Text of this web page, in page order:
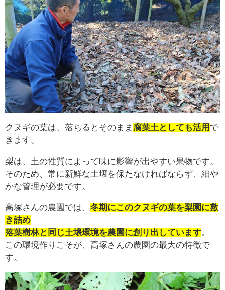
クヌギの葉は、落ちるとそのまま 腐葉土としても活用 で
きます。
梨は、土の性質によって味に影響が出やすい果物です。
そのため、常に新鮮な土壌を保たなければならず、細や
かな管理が必要です。
高塚さんの農園では、 冬期にこのクヌギの葉を梨園に敷
き詰め
落葉樹林と同じ土壌環境を農園に創り出しています。
この環境作りこそが、高塚さんの農園の最大の特徴で
す。